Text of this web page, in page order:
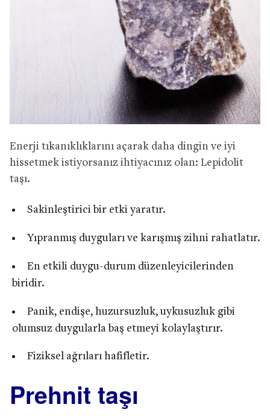
Enerji tıkanıklıklarını açarak daha dingin ve iyi
hissetmek istiyorsanız ihtiyacınız olan: Lepidolit
taşı.
Sakinleştirici bir etki yaratır.
Yıpranmış duyguları ve karışmış zihni rahatlatır.
En etkili duygu-durum düzenleyicilerinden
biridir.
Panik, endişe, huzursuzluk, uykusuzluk gibi
olumsuz duygularla baş etmeyi kolaylaştırır.
Fiziksel ağrıları hafifletir.
Prehnit taşı